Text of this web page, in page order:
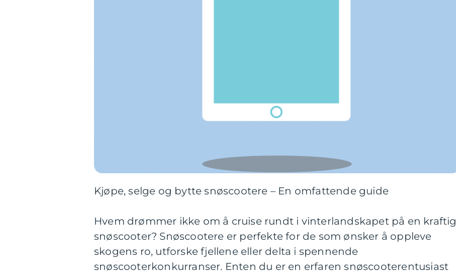
Kjøpe, selge og bytte snøscootere – En omfattende guide
Hvem drømmer ikke om å cruise rundt i vinterlandskapet på en kraftig
snøscooter? Snøscootere er perfekte for de som ønsker å oppleve
skogens ro, utforske fjellene eller delta i spennende
snøscooterkonkurranser. Enten du er en erfaren snøscooterentusiast